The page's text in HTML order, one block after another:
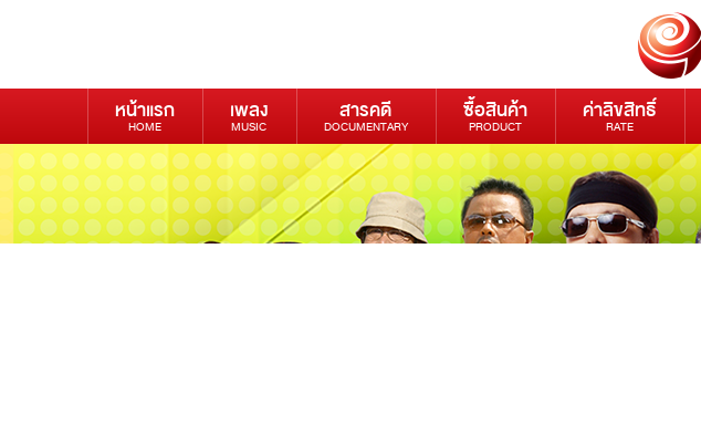
หน้าแรก
HOME
เพลง
MUSIC
สารคดี
DOCUMENTARY
ซื้อสินค้า
PRODUCT
ค่าลิขสิทธิ์
RATE